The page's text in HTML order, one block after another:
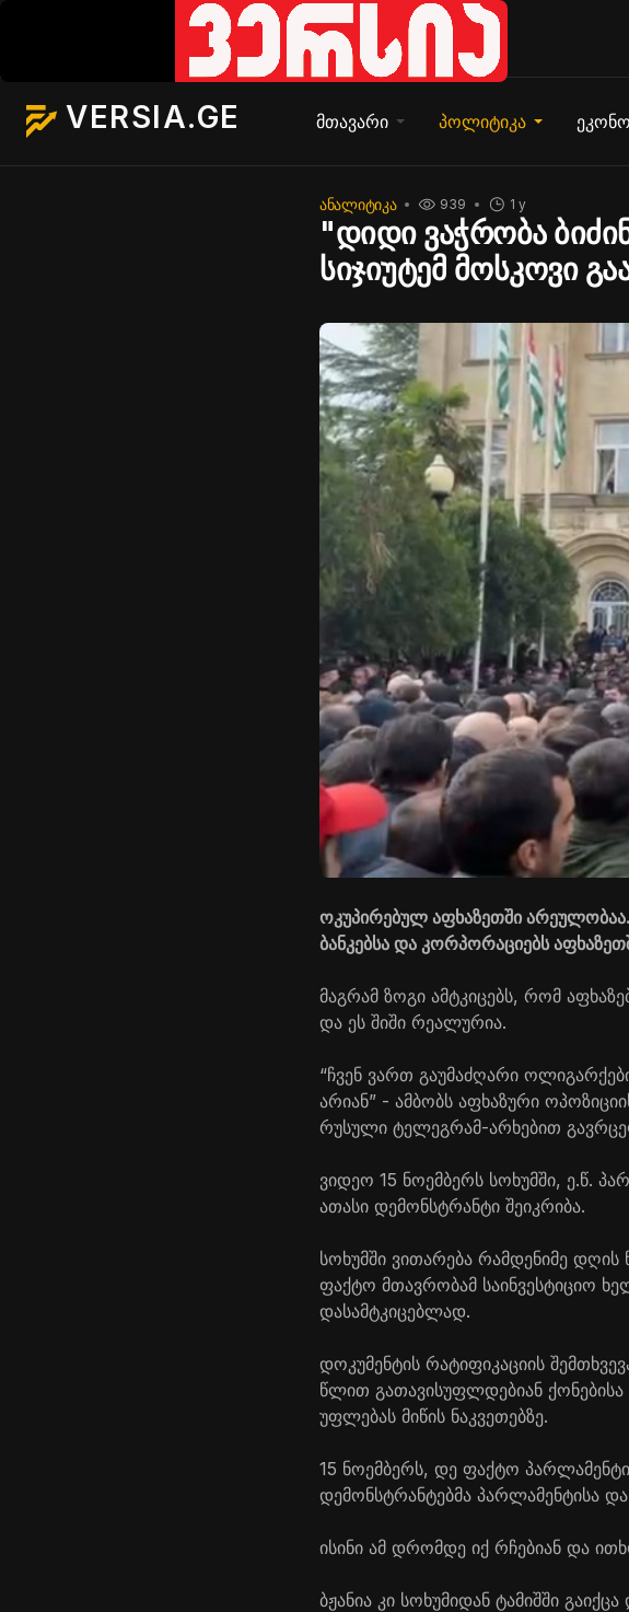
VERSIA.GE მთავარი პოლიტიკა
ᲐᲜᲐᲚᲘᲢᲘᲙᲐ 1 y
939
"დიდი ვაჭრობა
სიჯიუტემ მოსკოვი
ოკუპირებულ აფხაზეთში
ბანკებსა და კორპორაციებს
მაგრამ ზოგი ამტკიცებს, რომ
და ეს შიში რეალურია.
“ჩვენ ვართ გაუმაძღარი
არიან” - ამბობს აფხაზური
რუსული ტელეგრამ-არხებით
ვიდეო 15 ნოემბერს სოხუმში, ე.წ.
ათასი დემონსტრანტი შეიკრიბა.
სოხუმში ვითარება რამდენიმე
ფაქტო მთავრობამ საინვესტიციო
დასამტკიცებლად.
დოკუმენტის რატიფიკაციის
წლით გათავისუფლდებიან ქონებისა
უფლებას მიწის ნაკვეთებზე.
15 ნოემბერს, დე ფაქტო
დემონსტრანტებმა პარლამენტისა
ისინი ამ დრომდე იქ რჩებიან და
ბჟანია კი სოხუმიდან ტამიშში